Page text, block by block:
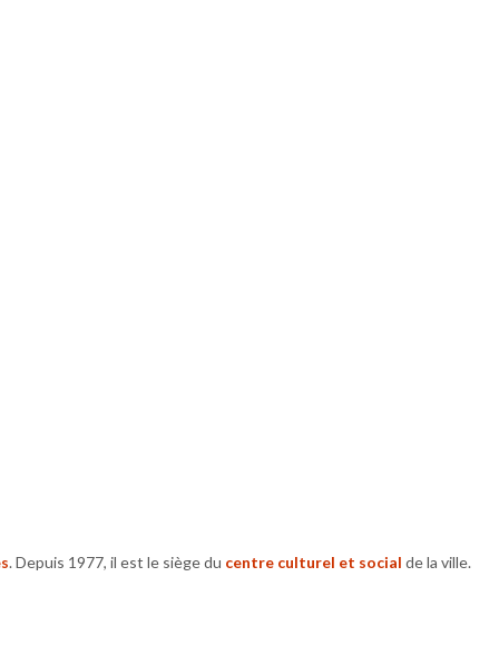
. Depuis 1977, il est le siège du centre culturel et social de la ville.